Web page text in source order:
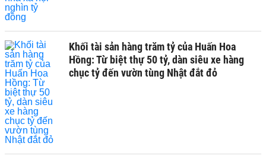
Khối tài sản hàng trăm tỷ của Huấn Hoa
Hồng: Từ biệt thự 50 tỷ, dàn siêu xe hàng
chục tỷ đến vườn tùng Nhật đắt đỏ